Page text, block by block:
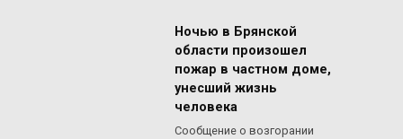
Ночью в Брянской
области произошел
пожар в частном доме,
унесший жизнь
человека
Сообщение о возгорании